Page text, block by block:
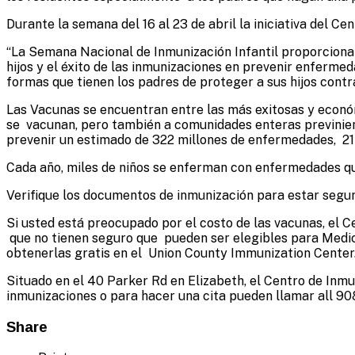
Durante la semana del 16 al 23 de abril la iniciativa del
“La Semana Nacional de Inmunización Infantil
hijos y el éxito de las inmunizaciones en prevenir
formas que tienen los padres de proteger a sus hijos
Las Vacunas se encuentran entre las más exitosas y
se vacunan, pero también a comunidades enteras
prevenir un estimado de 322 millones de enfermedades,
Cada año, miles de niños se enferman con enfermedades
Verifique los documentos de inmunización para estar
Si usted está preocupado por el costo de las vacunas, el
que no tienen seguro que pueden ser elegibles para
obtenerlas gratis en el Union County Immunization
Situado en el 40 Parker Rd en Elizabeth, el Centro de
inmunizaciones o para hacer una cita pueden llamar all
Share